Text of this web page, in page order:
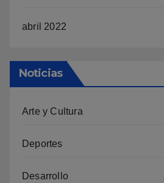
abril 2022
Noticias
Arte y Cultura
Deportes
Desarrollo